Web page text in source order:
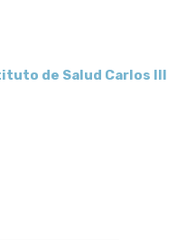
de Salud Carlos III